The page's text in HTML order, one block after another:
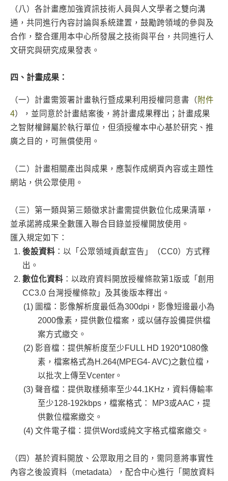
（八）各計畫應加強資訊技術人員與人文學者之雙向溝
通，共同進行內容討論與系統建置，鼓勵跨領域的參與及
合作，整合運用本中心所發展之技術與平台，共同進行人
文研究與研究成果發表。
四、計畫成果：
（一）計畫需簽署計畫執行暨成果利用授權同意書（ 附件
4），並同意於計畫結案後，將計畫成果釋出；計畫成果
之智財權歸屬於執行單位，但須授權本中心基於研究、推
廣之目的，可無償使用。
（二）計畫相關產出與成果，應製作成網頁內容或主題性
網站，供公眾使用。
（三）第一類與第三類徵求計畫需提供數位化成果清單，
並承諾將成果全數匯入聯合目錄並授權開放使用。
匯入規定如下：
後設資料：以「公眾領域貢獻宣告」（CC0）方式釋
出。
數位化資料：以政府資料開放授權條款第1版或「創用
CC3.0 台灣授權條款」及其後版本釋出。
圖檔：影像解析度最低為300dpi，影像短邊最小為
2000像素，提供數位檔案，或以儲存設備提供檔
案方式繳交。
影音檔：提供解析度至少FULL HD 1920*1080像
素，檔案格式為H.264(MPEG4- AVC)之數位檔，
以批次上傳至Vcenter。
聲音檔：提供取樣頻率至少44.1KHz，資料傳輸率
至少128-192kbps，檔案格式： MP3或AAC，提
供數位檔案繳交。
文件電子檔：提供Word或純文字格式檔案繳交。
（四）基於資料開放、公眾取用之目的，需同意將事實性
內容之後設資料（metadata），配合中心進行「開放資料